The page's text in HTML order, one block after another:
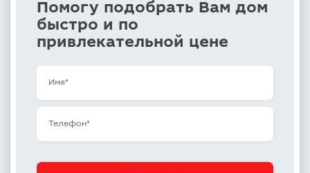
Помогу подобрать Вам дом
быстро и по
привлекательной цене